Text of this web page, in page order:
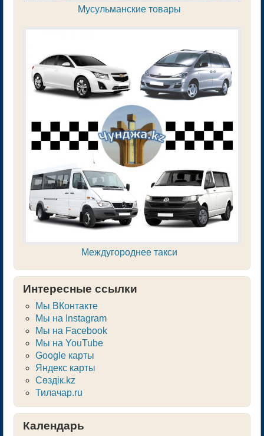
Мусульманские товары
Междугороднее такси
Интересные ссылки
Мы ВКонтакте
Мы на Instagram
Мы на Facebook
Мы на YouTube
Google карты
Яндекс карты
Сөздік.kz
Тилачар.ru
Календарь